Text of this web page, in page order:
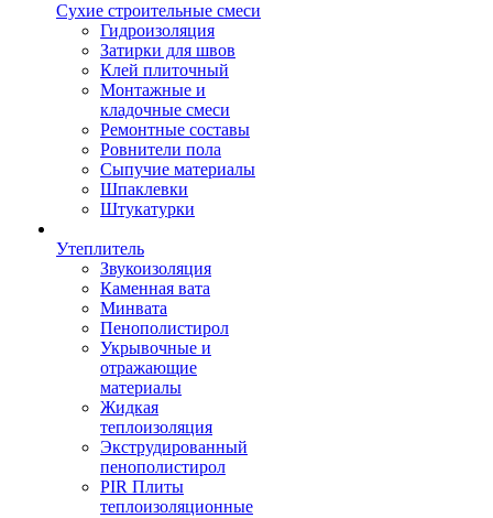
Сухие строительные смеси
Гидроизоляция
Затирки для швов
Клей плиточный
Монтажные и
кладочные смеси
Ремонтные составы
Ровнители пола
Сыпучие материалы
Шпаклевки
Штукатурки
Утеплитель
Звукоизоляция
Каменная вата
Минвата
Пенополистирол
Укрывочные и
отражающие
материалы
Жидкая
теплоизоляция
Экструдированный
пенополистирол
PIR Плиты
теплоизоляционные